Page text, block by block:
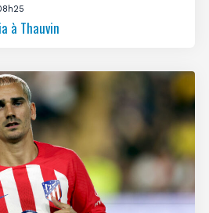
à Thauvin